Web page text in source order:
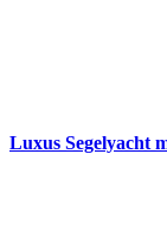
Luxus Segelyacht